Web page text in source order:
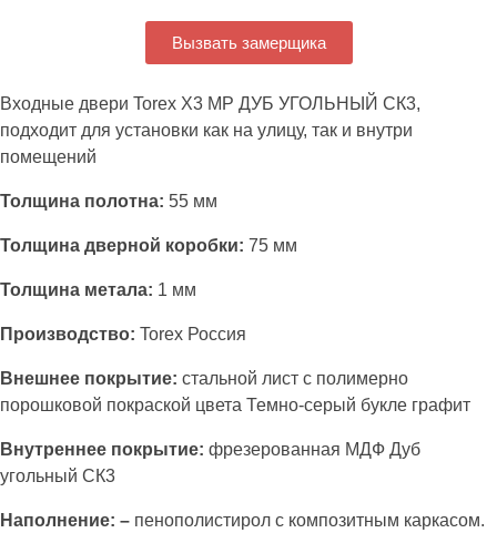
Вызвать замерщика
Входные двери Torex Х3 МР ДУБ УГОЛЬНЫЙ СК3,
подходит для установки как на улицу, так и внутри
помещений
Толщина полотна: 55 мм
Толщина дверной коробки: 75 мм
Толщина метала: 1 мм
Производство: Torex Россия
Внешнее покрытие: стальной лист с полимерно
порошковой покраской цвета Темно-серый букле графит
Внутреннее покрытие: фрезерованная МДФ Дуб
угольный СК3
Наполнение: – пенополистирол с композитным каркасом.